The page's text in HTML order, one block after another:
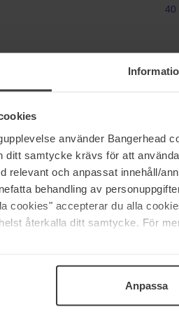
använder Bangerhead
ditt samtycke krävs för att
relevant och anpassat innehåll/
behandling av
cookies" accepterar du alla
återkalla ditt samtycke. För
Anpassa
40
Brilliant Glow Oil
Pagina 1